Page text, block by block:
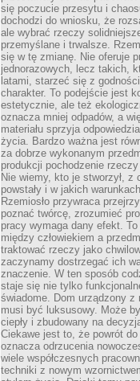
się poczucie przesytu i
dochodzi do wniosku, że
ale wybrać rzeczy
przemyślane i trwalsze.
się w tę zmianę. Nie oferuje
jednorazowych, lecz takich,
latami, starzeć się z
charakter. To podejście jest
estetycznie, ale też
oznacza mniej odpadów, a
materiału sprzyja
życia. Bardzo ważna jest
za dobrze wykonanym
produkcji pochodzenie
Nie wiemy, kto je stworzył, z
powstały i w jakich
Rzemiosło przywraca
poznać twórcę, zrozumieć
pracy wymaga dany efekt.
między człowiekiem a
traktować rzeczy jako
zaczynamy dostrzegać ich
znaczenie. W ten sposób
staje się nie tylko
świadome. Dom urządzony
musi być luksusowy. Może
ciepły i zbudowany na
Ciekawe jest to, że powrót do
oznacza odrzucenia
wiele współczesnych
techniki z nowym